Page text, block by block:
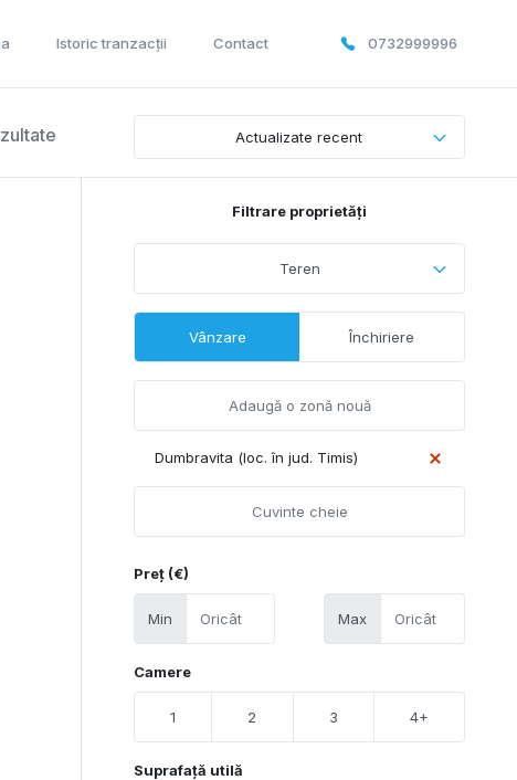
Istoric tranzacții Contact 0732999996
Actualizate recent
Filtrare proprietăți
Teren
Vânzare Închiriere
Dumbravita (loc. în jud. Timis)
Preț (€)
Min Max
Camere
1 2 3 4+
Suprafață utilă